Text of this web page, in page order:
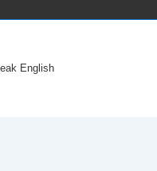
English